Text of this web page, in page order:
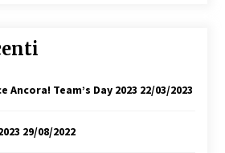
Team’s Day 2023 22/03/2023
29/08/2022